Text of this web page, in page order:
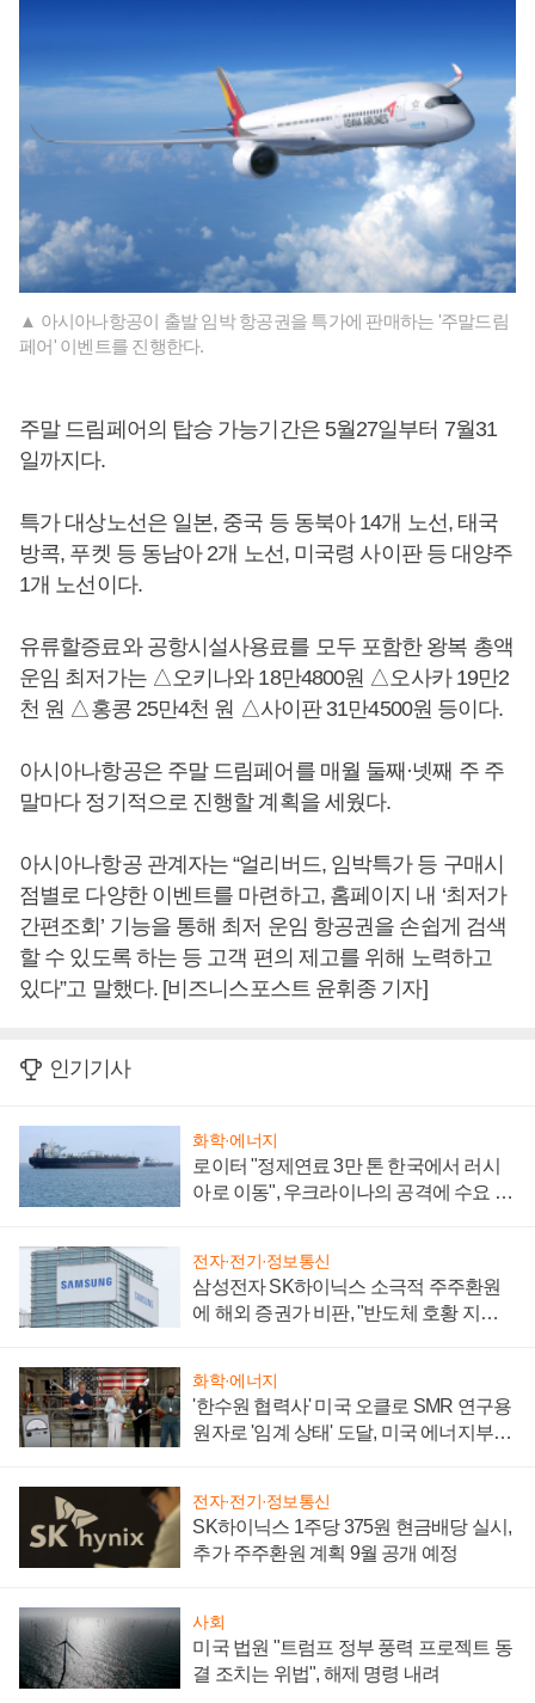
▲ 아시아나항공이 출발 임박 항공권을 특가에 판매하는 '주말드림
페어' 이벤트를 진행한다.
주말 드림페어의 탑승 가능기간은 5월27일부터 7월31
일까지다.
특가 대상노선은 일본, 중국 등 동북아 14개 노선, 태국
방콕, 푸켓 등 동남아 2개 노선, 미국령 사이판 등 대양주
1개 노선이다.
유류할증료와 공항시설사용료를 모두 포함한 왕복 총액
운임 최저가는 △오키나와 18만4800원 △오사카 19만2
천 원 △홍콩 25만4천 원 △사이판 31만4500원 등이다.
아시아나항공은 주말 드림페어를 매월 둘째·넷째 주 주
말마다 정기적으로 진행할 계획을 세웠다.
아시아나항공 관계자는 “얼리버드, 임박특가 등 구매시
점별로 다양한 이벤트를 마련하고, 홈페이지 내 ‘최저가
간편조회’ 기능을 통해 최저 운임 항공권을 손쉽게 검색
할 수 있도록 하는 등 고객 편의 제고를 위해 노력하고
있다”고 말했다. [비즈니스포스트 윤휘종 기자]
인기기사
화학·에너지
로이터 "정제연료 3만 톤 한국에서 러시
아로 이동", 우크라이나의 공격에 수요 늘
전자·전기·정보통신
삼성전자 SK하이닉스 소극적 주주환원
에 해외 증권가 비판, "반도체 호황 지속
화학·에너지
'한수원 협력사' 미국 오클로 SMR 연구용
원자로 '임계 상태' 도달, 미국 에너지부
전자·전기·정보통신
SK하이닉스 1주당 375원 현금배당 실시,
추가 주주환원 계획 9월 공개 예정
사회
미국 법원 "트럼프 정부 풍력 프로젝트 동
결 조치는 위법", 해제 명령 내려